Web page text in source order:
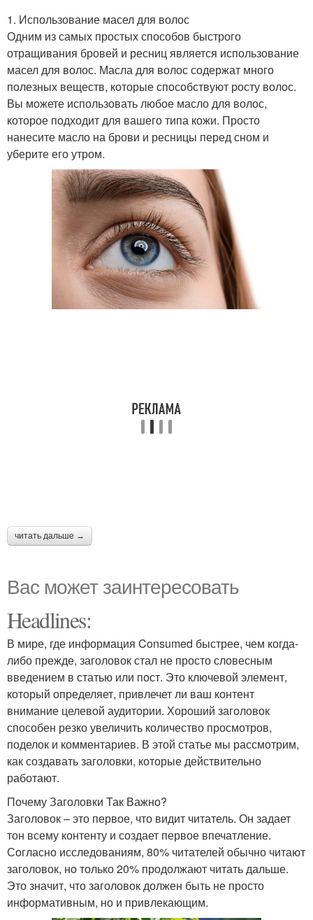
1. Использование масел для волос
Одним из самых простых способов быстрого
отращивания бровей и ресниц является использование
масел для волос. Масла для волос содержат много
полезных веществ, которые способствуют росту волос.
Вы можете использовать любое масло для волос,
которое подходит для вашего типа кожи. Просто
нанесите масло на брови и ресницы перед сном и
уберите его утром.
читать дальше →
Вас может заинтересовать
Headlines:
В мире, где информация Consumed быстрее, чем когда-
либо прежде, заголовок стал не просто словесным
введением в статью или пост. Это ключевой элемент,
который определяет, привлечет ли ваш контент
внимание целевой аудитории. Хороший заголовок
способен резко увеличить количество просмотров,
поделок и комментариев. В этой статье мы рассмотрим,
как создавать заголовки, которые действительно
работают.
Почему Заголовки Так Важно?
Заголовок – это первое, что видит читатель. Он задает
тон всему контенту и создает первое впечатление.
Согласно исследованиям, 80% читателей обычно читают
заголовок, но только 20% продолжают читать дальше.
Это значит, что заголовок должен быть не просто
информативным, но и привлекающим.